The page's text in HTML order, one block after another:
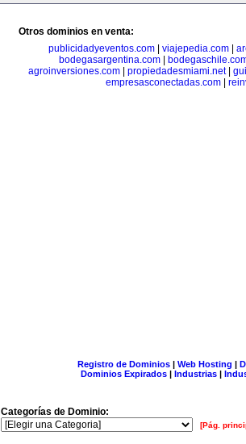
Otros dominios en venta:
publicidadyeventos.com| viajepedia.com|
bodegasargentina.com|
agroinversiones.com
propiedadesmiami.net|
empresasconectadas.com|
Registro de Dominios| Web Hosting |
Dominios Expirados | Industrias |
Categorías de Dominio:
[Pág.